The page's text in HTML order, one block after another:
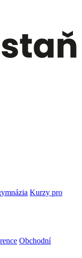
Kurzy pro
Obchodní